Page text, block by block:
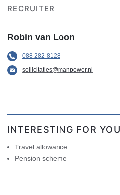
RECRUITER
Robin van Loon
088 282-8128
sollicitaties@manpower.nl
INTERESTING FOR YOU
Travel allowance
Pension scheme